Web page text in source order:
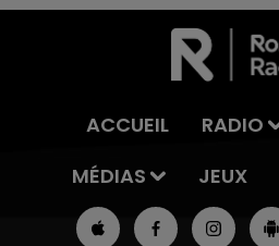
ACCUEIL RADIO
MÉDIAS
JEUX